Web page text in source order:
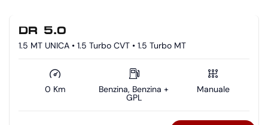
DR 5.0
1.5 MT UNICA • 1.5 Turbo CVT • 1.5 Turbo MT
0 Km Benzina, Benzina +
GPL
Manuale